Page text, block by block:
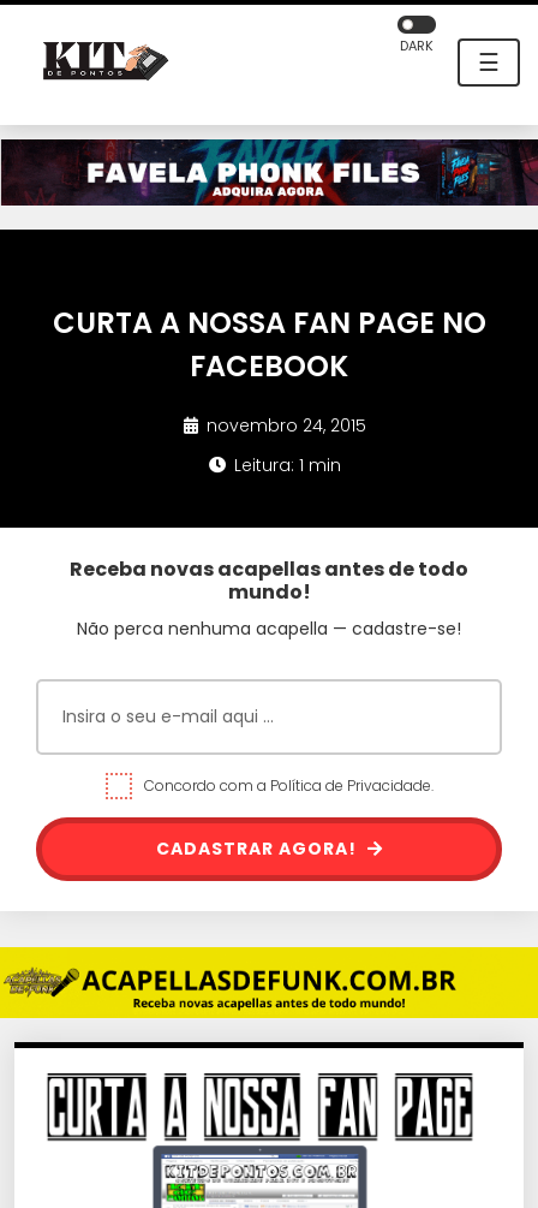
☰
DARK
CURTA A NOSSA FAN PAGE NO
FACEBOOK
novembro 24, 2015
Leitura: 1 min
Receba novas acapellas antes de todo
mundo!
Não perca nenhuma acapella — cadastre-se!
Concordo com a Política de Privacidade.
CADASTRAR AGORA!